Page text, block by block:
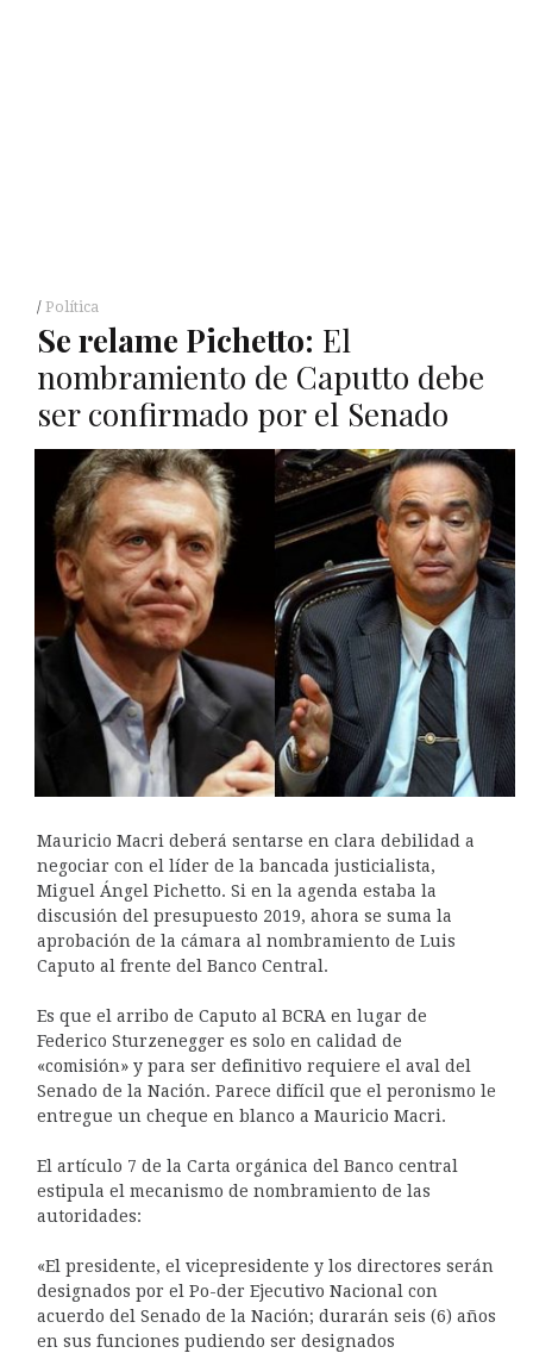
Política
Se relame Pichetto: El
nombramiento de Caputto debe
ser confirmado por el Senado
Mauricio Macri deberá sentarse en clara debilidad a
negociar con el líder de la bancada justicialista,
Miguel Ángel Pichetto. Si en la agenda estaba la
discusión del presupuesto 2019, ahora se suma la
aprobación de la cámara al nombramiento de Luis
Caputo al frente del Banco Central.
Es que el arribo de Caputo al BCRA en lugar de
Federico Sturzenegger es solo en calidad de
«comisión» y para ser definitivo requiere el aval del
Senado de la Nación. Parece difícil que el peronismo le
entregue un cheque en blanco a Mauricio Macri.
El artículo 7 de la Carta orgánica del Banco central
estipula el mecanismo de nombramiento de las
autoridades:
«El presidente, el vicepresidente y los directores serán
designados por el Po-der Ejecutivo Nacional con
acuerdo del Senado de la Nación; durarán seis (6) años
en sus funciones pudiendo ser designados